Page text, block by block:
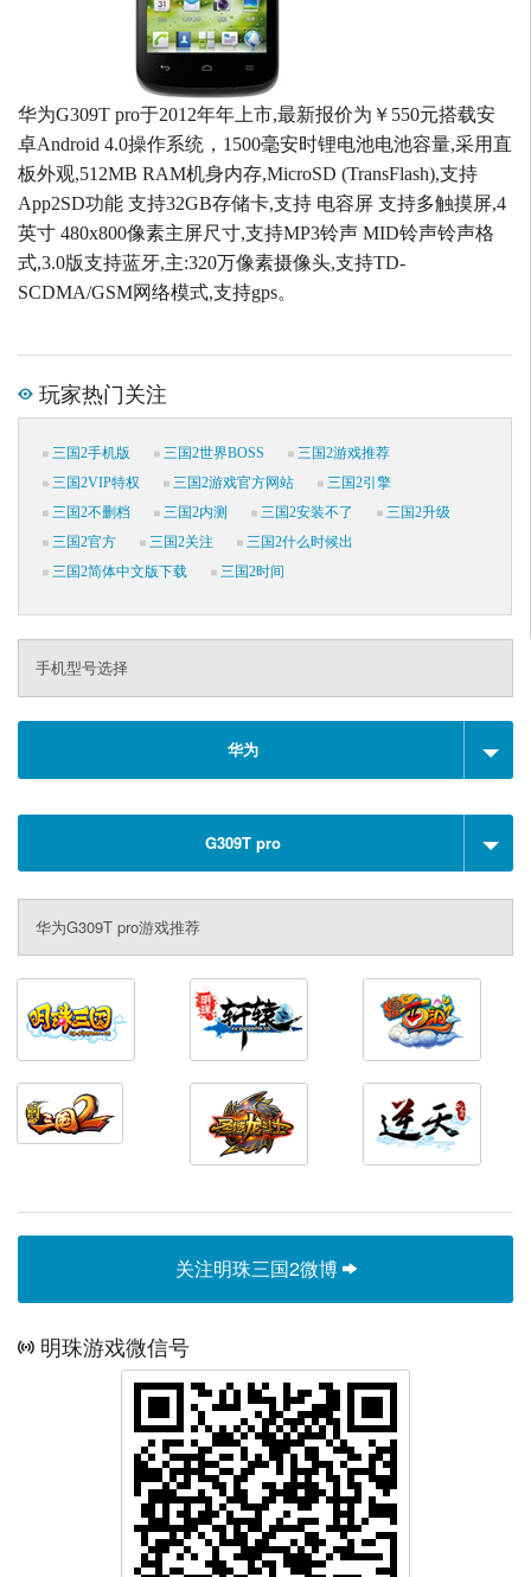
华为G309T pro于2012年年上市,最新报价为￥550元搭载安
卓Android 4.0操作系统，1500毫安时锂电池电池容量,采用直
板外观,512MB RAM机身内存,MicroSD (TransFlash),支持
App2SD功能 支持32GB存储卡,支持 电容屏 支持多触摸屏,4
英寸 480x800像素主屏尺寸,支持MP3铃声 MID铃声铃声格
式,3.0版支持蓝牙,主:320万像素摄像头,支持TD-
SCDMA/GSM网络模式,支持gps。
玩家热门关注
三国2手机版 三国2世界BOSS
三国2游戏推荐
三国2VIP特权
三国2游戏官方网站
三国2引擎
三国2不删档
三国2内测 三国2安装不了
三国2升级
三国2官方
三国2关注
三国2什么时候出
三国2简体中文版下载
三国2时间
手机型号选择
华为
G309T pro
华为G309T pro游戏推荐
关注明珠三国2微博
明珠游戏微信号